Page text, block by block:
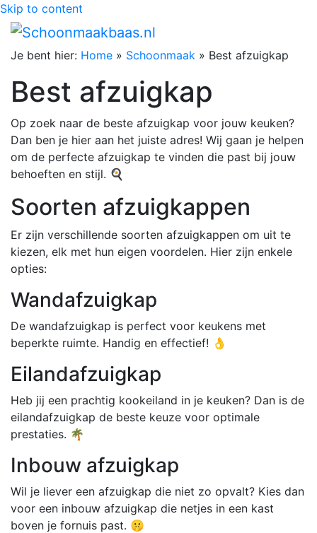
Skip to content
Je bent hier: Home » Schoonmaak » Best afzuigkap
Best afzuigkap
Op zoek naar de beste afzuigkap voor jouw keuken?
Dan ben je hier aan het juiste adres! Wij gaan je helpen
om de perfecte afzuigkap te vinden die past bij jouw
behoeften en stijl. 🍳
Soorten afzuigkappen
Er zijn verschillende soorten afzuigkappen om uit te
kiezen, elk met hun eigen voordelen. Hier zijn enkele
opties:
Wandafzuigkap
De wandafzuigkap is perfect voor keukens met
beperkte ruimte. Handig en effectief! 👌
Eilandafzuigkap
Heb jij een prachtig kookeiland in je keuken? Dan is de
eilandafzuigkap de beste keuze voor optimale
prestaties. 🌴
Inbouw afzuigkap
Wil je liever een afzuigkap die niet zo opvalt? Kies dan
voor een inbouw afzuigkap die netjes in een kast
boven je fornuis past. 🤫